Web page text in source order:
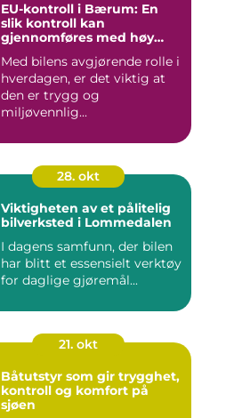
EU-kontroll i Bærum: En
slik kontroll kan
gjennomføres med høy
Med bilens avgjørende rolle i
hverdagen, er det viktig at
den er trygg og
miljøvennlig...
28. okt
Viktigheten av et pålitelig
bilverksted i Lommedalen
I dagens samfunn, der bilen
har blitt et essensielt verktøy
for daglige gjøremål...
21. okt
Båtutstyr som gir trygghet,
kontroll og komfort på
sjøen